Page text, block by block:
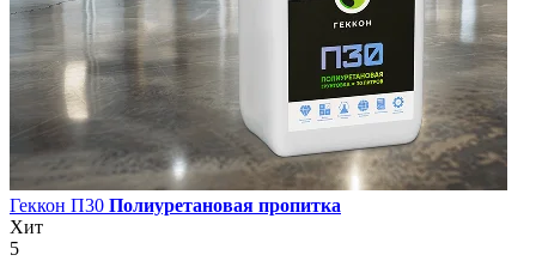
Геккон П30 Полиуретановая пропитка
Хит
5